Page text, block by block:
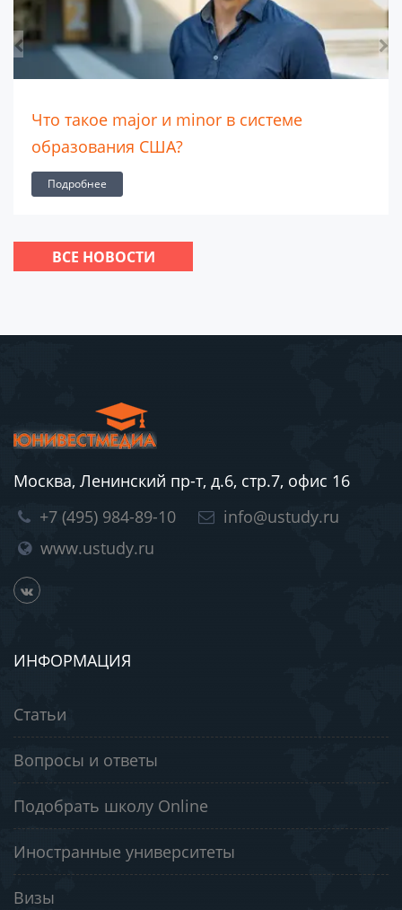
Что такое major и minor в системе
образования США?
Подробнее
ВСЕ НОВОСТИ
Москва, Ленинский пр-т, д.6, стр.7, офис 16
+7 (495) 984-89-10
info@ustudy.ru
www.ustudy.ru
ИНФОРМАЦИЯ
Статьи
Вопросы и ответы
Подобрать школу Online
Иностранные университеты
Визы